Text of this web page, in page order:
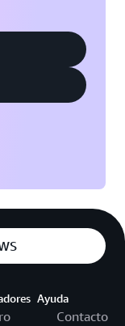
Ayuda
Contacto